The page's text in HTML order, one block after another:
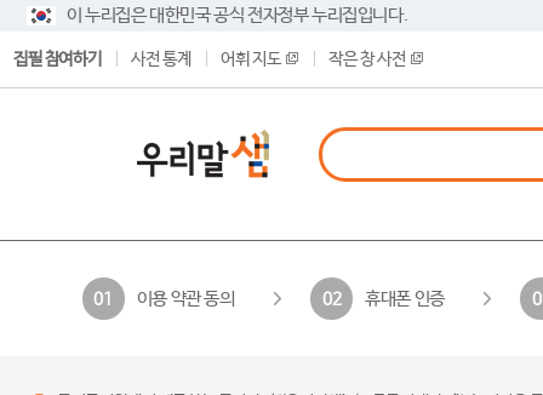
이 누리집은 대한민국 공식 전자정부 누리집입니다.
집필 참여하기 사전 통계 어휘 지도 작은 창 사전
01 이용 약관 동의 02 휴대폰 인증